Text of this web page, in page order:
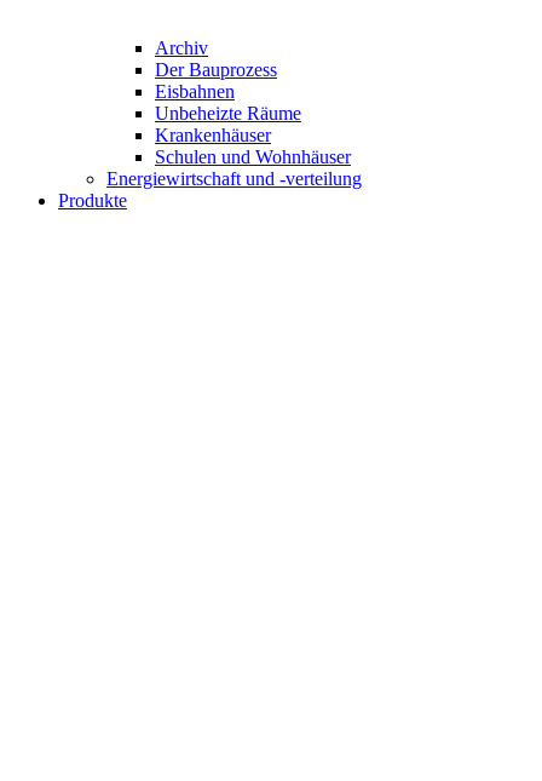
Archiv
Der Bauprozess
Eisbahnen
Unbeheizte Räume
Krankenhäuser
Schulen und Wohnhäuser
Energiewirtschaft und -verteilung
Produkte